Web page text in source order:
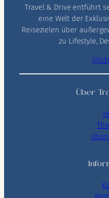
Travel & Drive entführt
eine Welt der
Reisezielen über
zu Lifestyle,
Über